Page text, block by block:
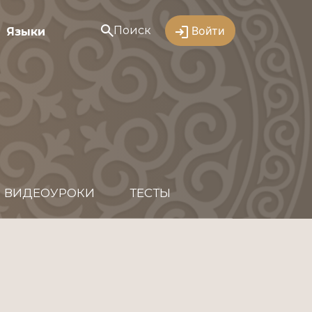
Языки Поиск Войти
ВИДЕОУРОКИ ТЕСТЫ